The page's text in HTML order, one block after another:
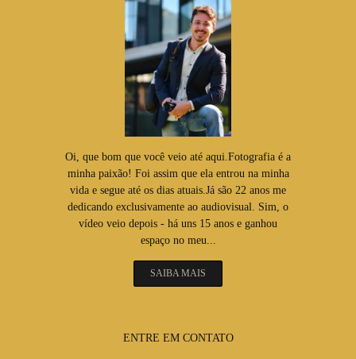
Oi, que bom que você veio até aqui.Fotografia é a
minha paixão! Foi assim que ela entrou na minha
vida e segue até os dias atuais.Já são 22 anos me
dedicando exclusivamente ao audiovisual. Sim, o
vídeo veio depois - há uns 15 anos e ganhou
espaço no meu...
SAIBA MAIS
ENTRE EM CONTATO